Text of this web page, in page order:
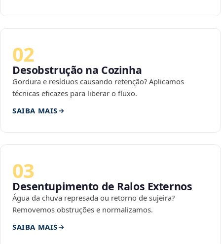
02
Desobstrução na Cozinha
Gordura e resíduos causando retenção? Aplicamos
técnicas eficazes para liberar o fluxo.
SAIBA MAIS
03
Desentupimento de Ralos Externos
Água da chuva represada ou retorno de sujeira?
Removemos obstruções e normalizamos.
SAIBA MAIS